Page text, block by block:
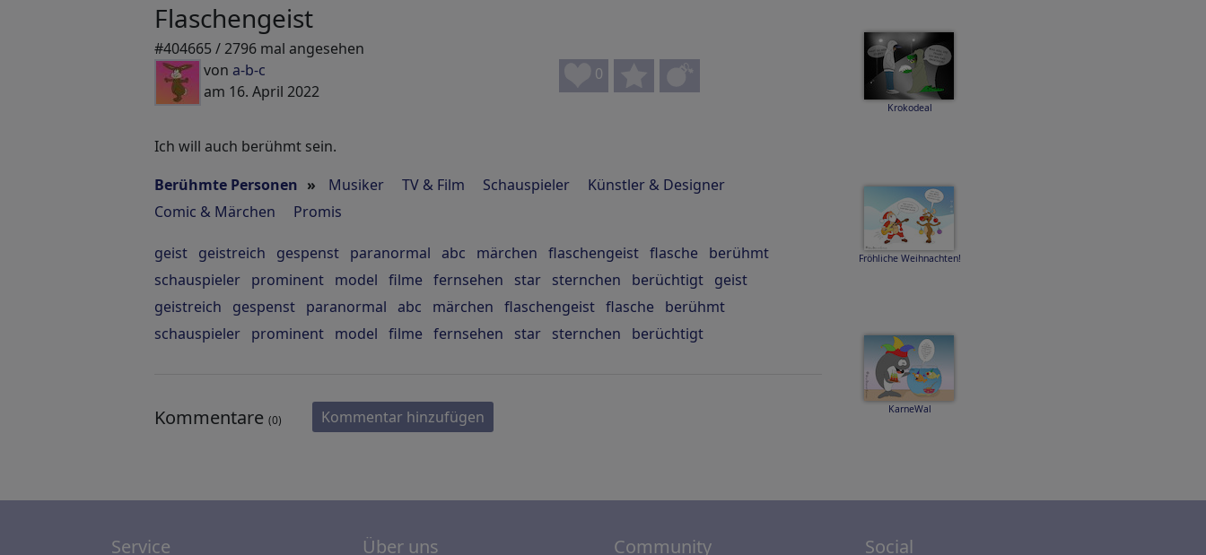
Flaschengeist
#404665 / 2796 mal angesehen
von a-b-c
am 16. April 2022
0
Ich will auch berühmt sein.
Berühmte Personen » Musiker TV & Film Schauspieler
Künstler & Designer
Comic & Märchen
Promis
geist geistreich gespenst paranormal abc märchen flaschengeist flasche
berühmt
schauspieler prominent model filme fernsehen star sternchen berüchtigt geist
geistreich
gespenst paranormal abc märchen flaschengeist flasche
berühmt
schauspieler prominent model filme fernsehen star sternchen berüchtigt
Kommentare (0) Kommentar hinzufügen
Krokodeal
Fröhliche Weihnachten!
KarneWal
Service Über uns Community Social